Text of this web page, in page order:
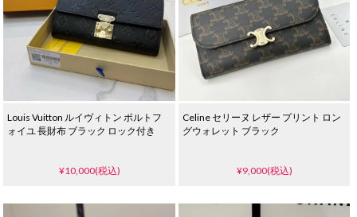
Louis Vuitton ルイヴィトン ポルトフ
ォイユ 長財布 ブラック ロック付き
¥10,000(税込)
Celine セリーヌ レザー プリント ロン
グウォレット ブラック
¥9,000(税込)